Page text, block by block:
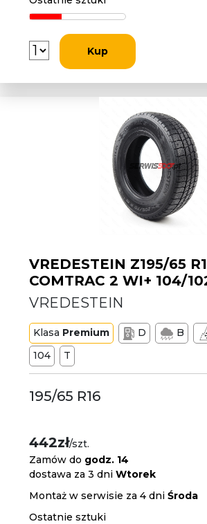
Kup
VREDESTEIN Z195/65
COMTRAC 2 WI+ 104/
VREDESTEIN
Klasa Premium D B
104
T
195/65 R16
442zł/szt.
Zamów do godz. 14
dostawa za 3 dniWtorek
Montaż w serwisie za 4 dniŚroda
Ostatnie sztuki